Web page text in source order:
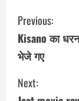
C
o
n
t
Previous:
Kisano का
भेजे गए
Next: